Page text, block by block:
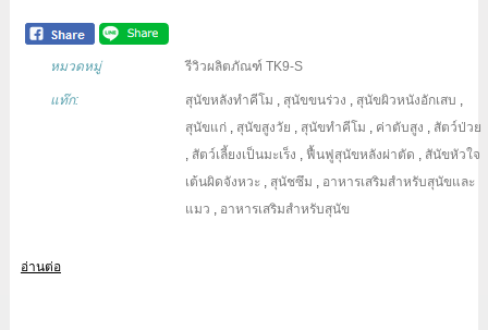
หมวดหมู่ รีวิวผลิตภัณฑ์ TK9-S
แท๊ก: สุนัขหลังทำคีโม , สุนัขขนร่วง , สุนัขผิวหนังอักเสบ ,
สุนัขแก่ , สุนัขสูงวัย , สุนัขทำคีโม , ค่าตับสูง , สัตว์ป่วย
, สัตว์เลี้ยงเป็นมะเร็ง ,ฟื้นฟูสุนัขหลังผ่าตัด , สันัขหัวใจ
เต้นผิดจังหวะ , สุนัชซึม , อาหารเสริมสำหรับสุนัขและ
แมว , อาหารเสริมสำหรับสุนัข
อ่านต่อ